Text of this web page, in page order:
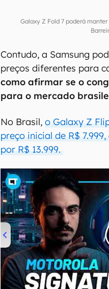
Galaxy Z Fold 7 poderá
Contudo, a Samsung
preços diferentes para
como afirmar se o
para o mercado
No Brasil,o Galaxy Z
preço inicial de R$ 7.999,
por R$ 13.999.